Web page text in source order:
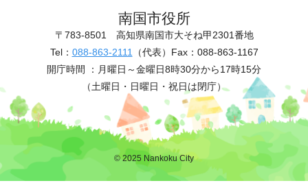
南国市役所
〒783-8501 高知県南国市大そね甲2301番地
Tel： 088-863-2111 （代表） Fax：088-863-1167
開庁時間 ： 月曜日～金曜日8時30分から17時15分
（土曜日・日曜日・祝日は閉庁）
© 2025 Nankoku City